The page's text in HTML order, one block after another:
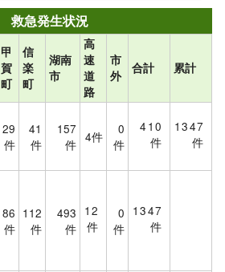
救急発生状況
甲
賀
町
信
楽
町
湖南
市
高
速
道
路
市
外
合計 累計
29
件
41
件
157
件 4件
0
件
410
件
1347
件
86
件
112
件
493
件
12
件
0
件
1347
件